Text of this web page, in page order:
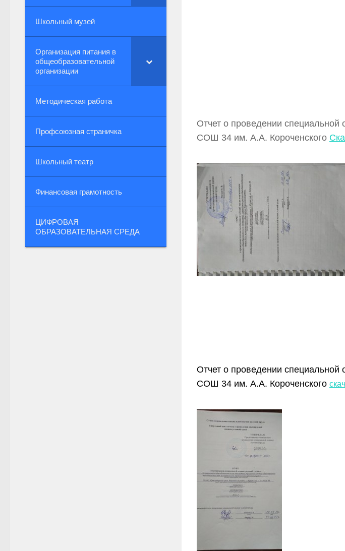
Отчет о проведении
СОШ 34 им. А.А. Короченского
Отчет о проведении
СОШ 34 им. А.А. Короченского
Школьный музей
Организация питания в
общеобразовательной
организации
Методическая работа
Профсоюзная страничка
Школьный театр
Финансовая грамотность
ЦИФРОВАЯ
ОБРАЗОВАТЕЛЬНАЯ СРЕДА